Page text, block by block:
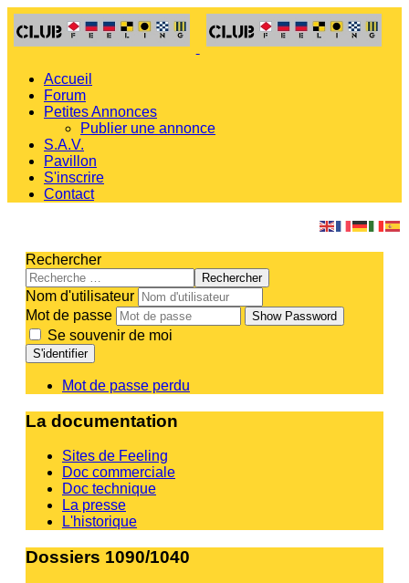
Accueil
Forum
Petites Annonces
Publier une annonce
S.A.V.
Pavillon
S'inscrire
Contact
Rechercher
Rechercher
Nom d'utilisateur
Mot de passe
Show Password
Se souvenir de moi
S'identifier
Mot de passe perdu
La documentation
Sites de Feeling
Doc commerciale
Doc technique
La presse
L'historique
Dossiers 1090/1040